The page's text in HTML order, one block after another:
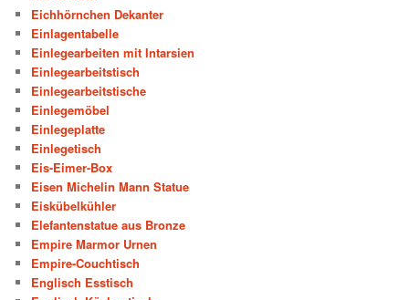
Eichhörnchen Dekanter
Einlagentabelle
Einlegearbeiten mit Intarsien
Einlegearbeitstisch
Einlegearbeitstische
Einlegemöbel
Einlegeplatte
Einlegetisch
Eis-Eimer-Box
Eisen Michelin Mann Statue
Eiskübelkühler
Elefantenstatue aus Bronze
Empire Marmor Urnen
Empire-Couchtisch
Englisch Esstisch